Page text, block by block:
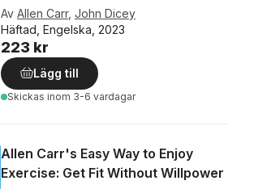
Av Allen Carr, John Dicey
Häftad, Engelska, 2023
223 kr
Lägg till
Skickas inom 3-6 vardagar
Allen Carr's Easy Way to Enjoy
Exercise: Get Fit Without Willpower